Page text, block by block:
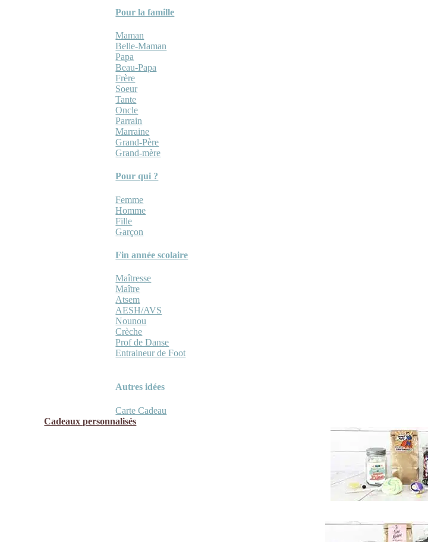
Pour la famille
Maman
Belle-Maman
Papa
Beau-Papa
Frère
Soeur
Tante
Oncle
Parrain
Marraine
Grand-Père
Grand-mère
Pour qui ?
Femme
Homme
Fille
Garçon
Fin année scolaire
Maîtresse
Maître
Atsem
AESH/AVS
Nounou
Crèche
Prof de Danse
Entraineur de Foot
Autres idées
Carte Cadeau
Cadeaux personnalisés